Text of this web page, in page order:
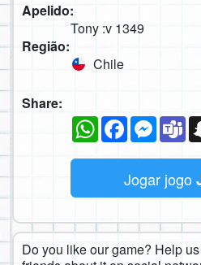
Apelido:
Tony :v 1349
Região:
Chile
Share:
WhatsAppFacebook
Jogar jogo
Do you like our game? Help